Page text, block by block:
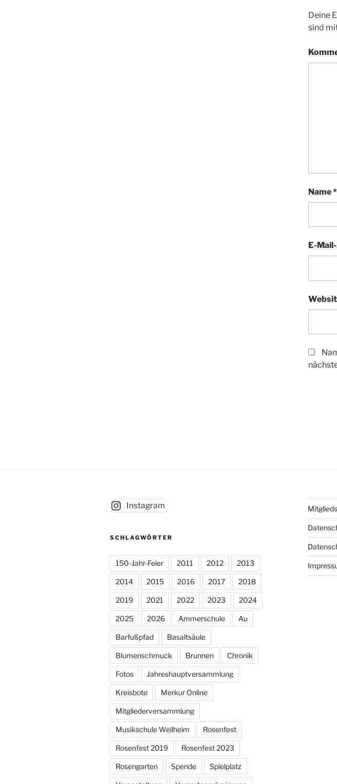
Deine
sind
Name*
E-
Instagram
SCHLAGWÖRTER
150-Jahr-Feier 2011 2012 2013
2014 2015 2016 2017 2018
2019 2021 2022 2023 2024
2025 2026 Ammerschule Au
Barfußpfad Basaltsäule
Blumenschmuck Brunnen Chronik
Fotos Jahreshauptversammlung
Kreisbote Merkur Online
Mitgliederversammlung
Musikschule Weilheim Rosenfest
Rosenfest 2019 Rosenfest 2023
Rosengarten Spende Spielplatz